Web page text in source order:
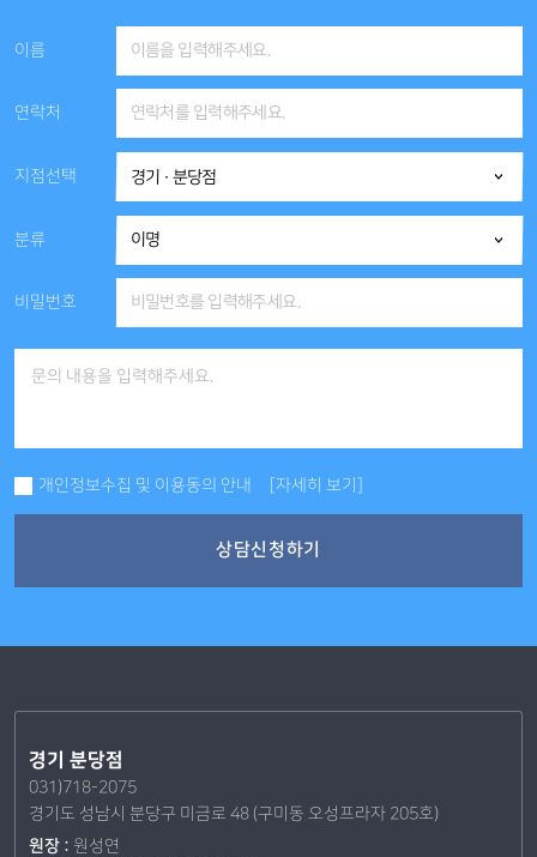
이름
연락처
지점선택
분류
비밀번호
개인정보수집 및 이용동의 안내 [자세히 보기]
상담신청하기
경기 분당점
031)718-2075
경기도 성남시 분당구 미금로 48 (구미동 오성프라자 205호)
원장 : 원성연